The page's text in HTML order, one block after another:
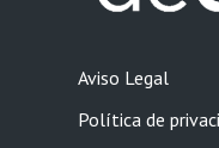
Aviso Legal
Política de